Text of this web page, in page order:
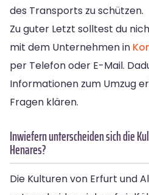
des Transports zu schützen.
Zu guter Letzt solltest du
mit dem Unternehmen in
per Telefon oder E-Mail.
Informationen zum Umzug
Fragen klären.
Inwiefern unterscheiden sich die
Henares?
Die Kulturen von Erfurt und